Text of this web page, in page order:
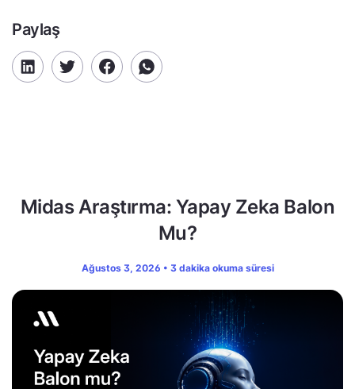
Paylaş
Midas Araştırma: Yapay Zeka Balon
Mu?
Ağustos 3, 2026 • 3 dakika okuma süresi